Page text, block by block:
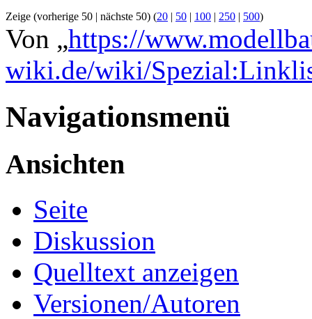
Zeige (vorherige 50 | nächste 50) (20 | 50 | 100 | 250 | 500)
Von „https://
wiki.de/wiki/
Navigationsmenü
Ansichten
Seite
Diskussion
Quelltext anzeigen
Versionen/Autoren